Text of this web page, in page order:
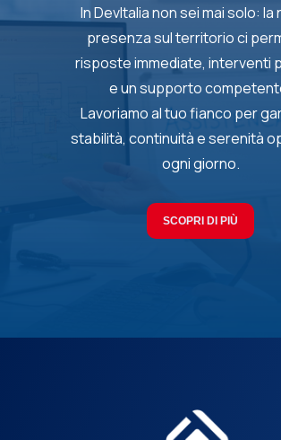
In DevItalia non sei mai solo: la
presenza sul territorio ci
risposte immediate, interventi
e un supporto
Lavoriamo al tuo fianco per
stabilità, continuità e serenità
ogni giorno.
SCOPRI DI PIÙ